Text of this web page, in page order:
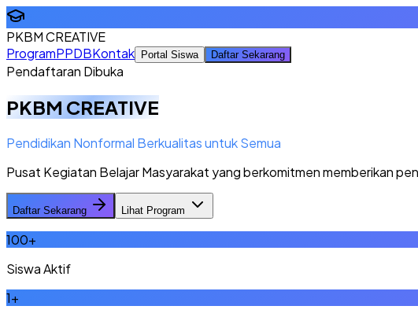
PKBM CREATIVE
ProgramPPDBKontak Portal Siswa Daftar Sekarang
Pendaftaran Dibuka
PKBM CREATIVE
Pendidikan Nonformal Berkualitas untuk Semua
Pusat Kegiatan Belajar Masyarakat yang berkomitmen memberikan
Daftar Sekarang Lihat Program
100+
Siswa Aktif
1+